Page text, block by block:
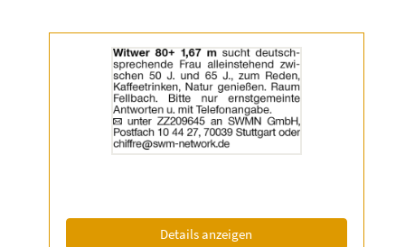
der
Anzeige
2063166
anzeigen
|
Info:
Details anzeigen